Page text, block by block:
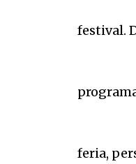
festival.
feria,